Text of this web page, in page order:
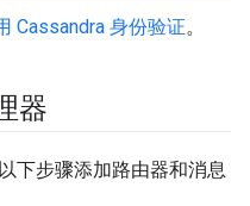
Cassandra 身份验证。
器
下步骤添加路由器和消息